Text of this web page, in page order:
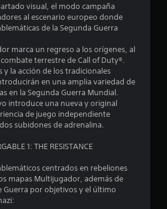
e
s
t
r
e
a
visual, el modo campaña
al escenario europeo donde
de la Segunda Guerra
marca un regreso a los orígenes, al
terrestre de Call of Duty®.
y la acción de los tradicionales
en una amplia variedad de
en la Segunda Guerra Mundial.
introduce una nueva y original
de juego independiente
subidones de adrenalina.
1: THE RESISTANCE
centrados en rebeliones
mapas Multijugador, además de
Guerra por objetivos y el último